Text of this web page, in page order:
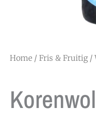
Home / Fris & Fruitig/